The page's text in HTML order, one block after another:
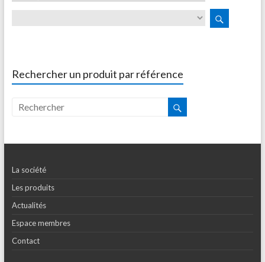
Rechercher un produit par référence
La société
Les produits
Actualités
Espace membres
Contact